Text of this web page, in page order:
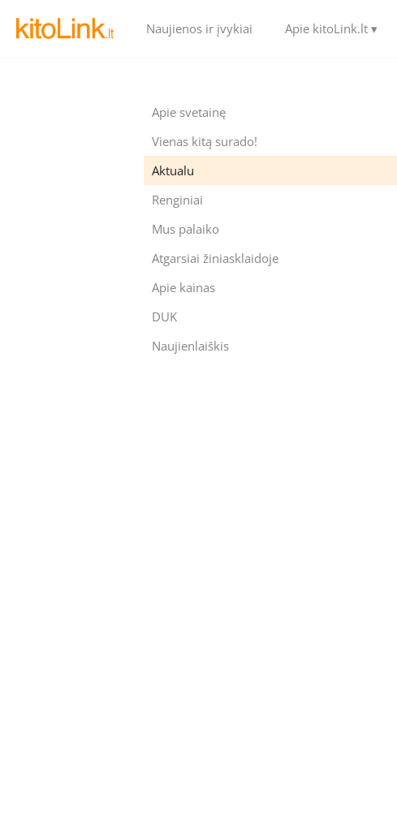
Naujienos ir įvykiai Apie kitoLink.lt ▾
Apie svetainę
Vienas kitą surado!
Aktualu
Renginiai
Mus palaiko
Atgarsiai žiniasklaidoje
Apie kainas
DUK
Naujienlaiškis